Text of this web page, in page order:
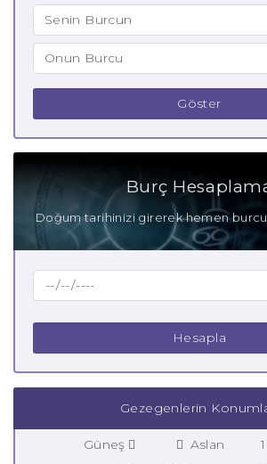
Göster
Burç
Doğum tarihinizi girerek hemen
Hesapla
Gezegenlerin
Güneş Aslan